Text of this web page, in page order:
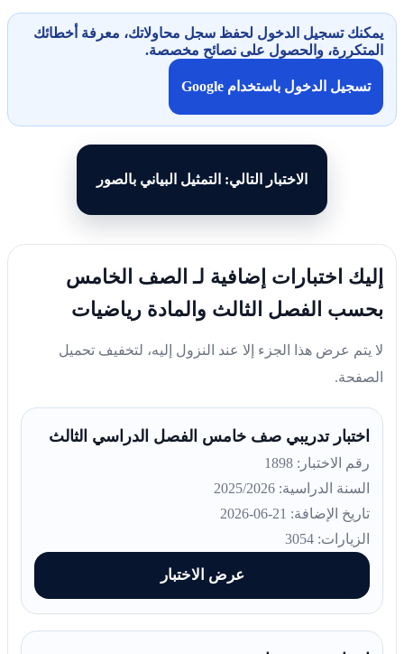
يمكنك تسجيل الدخول لحفظ سجل محاولاتك، معرفة أخطائك
المتكررة، والحصول على نصائح مخصصة.
تسجيل الدخول باستخدام Google
الاختبار التالي: التمثيل البياني بالصور
إليك اختبارات إضافية لـ الصف الخامس
بحسب الفصل الثالث والمادة رياضيات
لا يتم عرض هذا الجزء إلا عند النزول إليه، لتخفيف تحميل
الصفحة.
اختبار تدريبي صف خامس الفصل الدراسي الثالث
رقم الاختبار: 1898
السنة الدراسية: 2025/2026
تاريخ الإضافة: 21-06-2026
الزيارات: 3054
عرض الاختبار